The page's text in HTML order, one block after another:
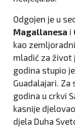
Odgojen je u
Magallanesa i
kao
mladić za život
godina stupio
Guadalajari. Za
godina u crkvi
kasnije
djela Duha